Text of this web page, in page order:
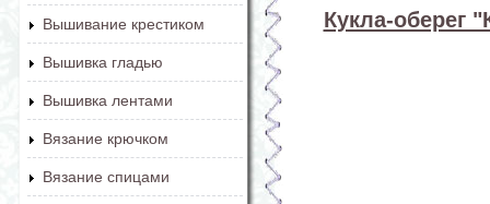
Вышивание крестиком
Вышивка гладью
Вышивка лентами
Вязание крючком
Вязание спицами
Кукла-оберег